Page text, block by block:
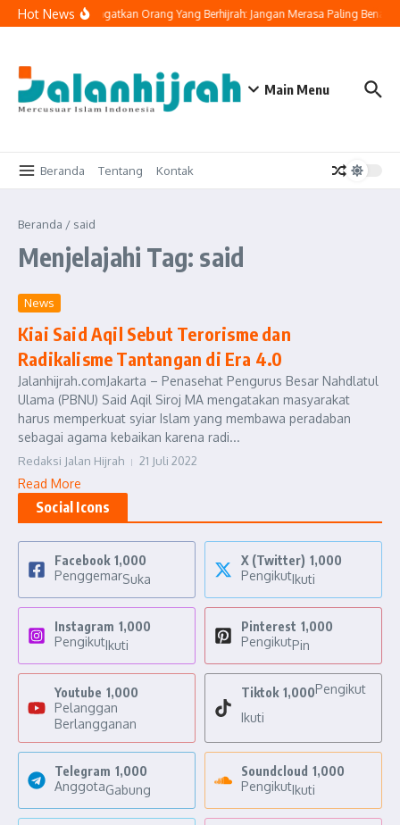
Lewati ke konten
Hot News
Buya Yahya Ingatkan Orang Yang Berhijrah: Jangan Merasa Paling Benar
Main Menu
Beranda Tentang Kontak
Beranda / said
Menjelajahi Tag: said
News
Kiai Said Aqil Sebut Terorisme dan
Radikalisme Tantangan di Era 4.0
Jalanhijrah.comJakarta – Penasehat Pengurus Besar Nahdlatul
Ulama (PBNU) Said Aqil Siroj MA mengatakan masyarakat
harus memperkuat syiar Islam yang membawa peradaban
sebagai agama kebaikan karena radi...
Redaksi Jalan Hijrah 21 Juli 2022
Read More
Social Icons
Facebook 1,000
PenggemarSuka
X (Twitter) 1,000
PengikutIkuti
Instagram 1,000
PengikutIkuti
Pinterest 1,000
PengikutPin
Youtube 1,000
Pelanggan
Berlangganan
Tiktok 1,000Pengikut
Ikuti
Telegram 1,000
AnggotaGabung
Soundcloud 1,000
PengikutIkuti